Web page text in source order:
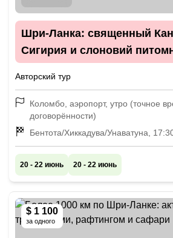
Шри-Ланка: священный
Сигирия и слоновий
Авторский тур
Коломбо, аэропорт, утро (точное
договорённости)
Бентота/Хиккадува/Унаватуна,
20 - 22 июнь 20 - 22 июнь
$ 1 100
за одного